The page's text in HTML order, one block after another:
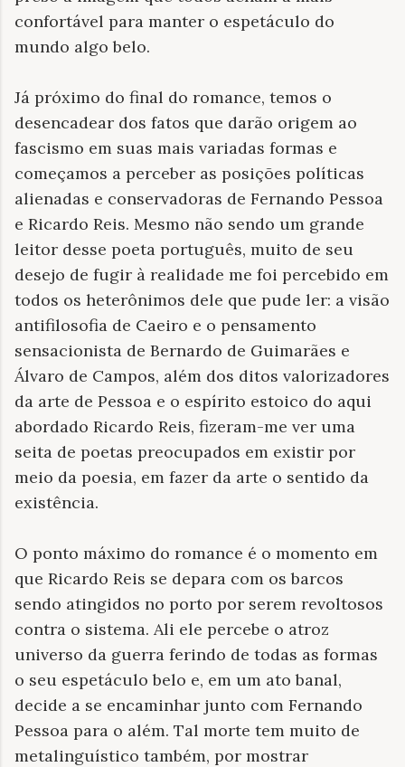
confortável para manter o espetáculo do
mundo algo belo.
Já próximo do final do romance, temos o
desencadear dos fatos que darão origem ao
fascismo em suas mais variadas formas e
começamos a perceber as posições políticas
alienadas e conservadoras de Fernando Pessoa
e Ricardo Reis. Mesmo não sendo um grande
leitor desse poeta português, muito de seu
desejo de fugir à realidade me foi percebido em
todos os heterônimos dele que pude ler: a visão
antifilosofia de Caeiro e o pensamento
sensacionista de Bernardo de Guimarães e
Álvaro de Campos, além dos ditos valorizadores
da arte de Pessoa e o espírito estoico do aqui
abordado Ricardo Reis, fizeram-me ver uma
seita de poetas preocupados em existir por
meio da poesia, em fazer da arte o sentido da
existência.
O ponto máximo do romance é o momento em
que Ricardo Reis se depara com os barcos
sendo atingidos no porto por serem revoltosos
contra o sistema. Ali ele percebe o atroz
universo da guerra ferindo de todas as formas
o seu espetáculo belo e, em um ato banal,
decide a se encaminhar junto com Fernando
Pessoa para o além. Tal morte tem muito de
metalinguístico também, por mostrar